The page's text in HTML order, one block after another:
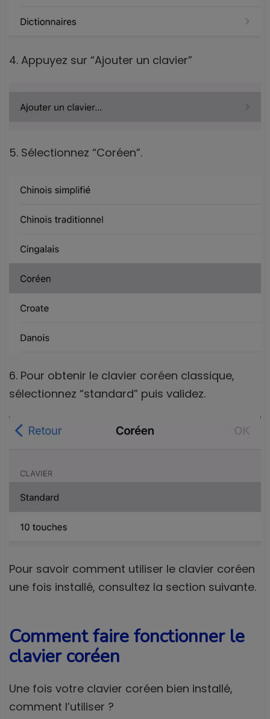
4. Appuyez sur “Ajouter un clavier”
5. Sélectionnez “Coréen”.
6. Pour obtenir le clavier coréen classique,
sélectionnez “standard” puis validez.
Pour savoir comment utiliser le clavier coréen
une fois installé, consultez la section suivante.
Comment faire fonctionner le
clavier coréen
Une fois votre clavier coréen bien installé,
comment l’utiliser ?